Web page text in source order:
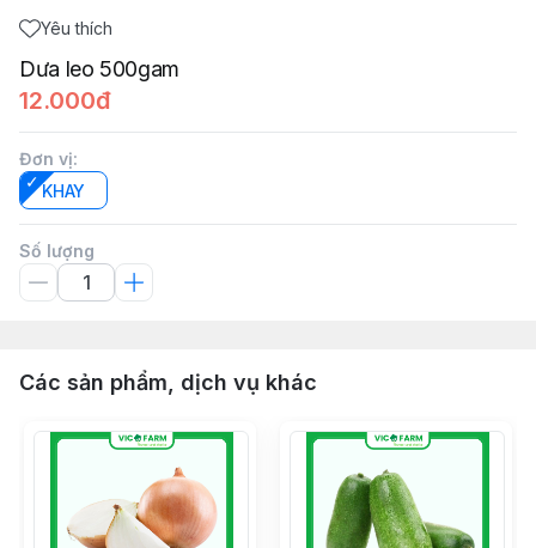
Yêu thích
Dưa leo 500gam
12.000đ
Đơn vị:
KHAY
Số lượng
Các sản phẩm, dịch vụ khác